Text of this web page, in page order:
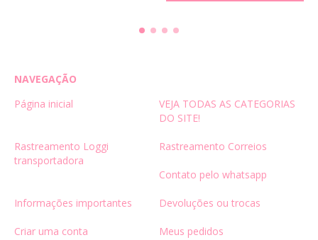
NAVEGAÇÃO
Página inicial
VEJA TODAS AS CATEGORIAS
DO SITE!
Rastreamento Loggi
transportadora
Rastreamento Correios
Contato pelo whatsapp
Informações importantes Devoluções ou trocas
Criar uma conta Meus pedidos